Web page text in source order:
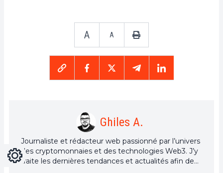
A A
Ghiles A.
Journaliste et rédacteur web passionné par l’univers
des cryptomonnaies et des technologies Web3. J’y
traite les dernières tendances et actualités afin de
LightDark
Ajustes